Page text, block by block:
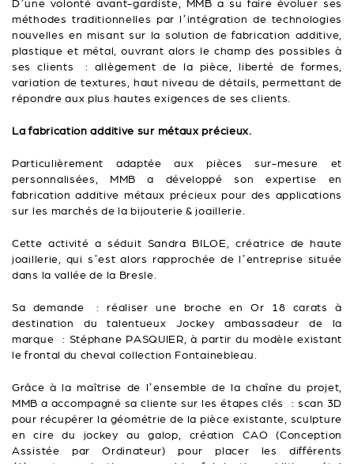
D’une volonté avant-gardiste, MMB a su faire évoluer ses
méthodes traditionnelles par l’intégration de technologies
nouvelles en misant sur la solution de fabrication additive,
plastique et métal, ouvrant alors le champ des possibles à
ses clients : allègement de la pièce, liberté de formes,
variation de textures, haut niveau de détails, permettant de
répondre aux plus hautes exigences de ses clients.
La fabrication additive sur métaux précieux.
Particulièrement adaptée aux pièces sur-mesure et
personnalisées, MMB a développé son expertise en
fabrication additive métaux précieux pour des applications
sur les marchés de la bijouterie & joaillerie.
Cette activité a séduit Sandra BILOE, créatrice de haute
joaillerie, qui s’est alors rapprochée de l’entreprise située
dans la vallée de la Bresle.
Sa demande : réaliser une broche en Or 18 carats à
destination du talentueux Jockey ambassadeur de la
marque : Stéphane PASQUIER, à partir du modèle existant
le frontal du cheval collection Fontainebleau.
Grâce à la maîtrise de l’ensemble de la chaîne du projet,
MMB a accompagné sa cliente sur les étapes clés : scan 3D
pour récupérer la géométrie de la pièce existante, sculpture
en cire du jockey au galop, création CAO (Conception
Assistée par Ordinateur) pour placer les différents